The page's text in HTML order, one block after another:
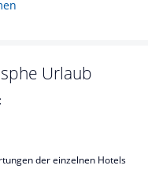
Urlaub
der einzelnen Hotels